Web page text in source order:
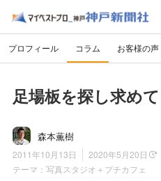
プロフィール コラム お客様の声
足場板を探し求めて
森本薫樹
2011年10月13日
2020年5月20日
テーマ： 写真スタジオ＋プチカフェ